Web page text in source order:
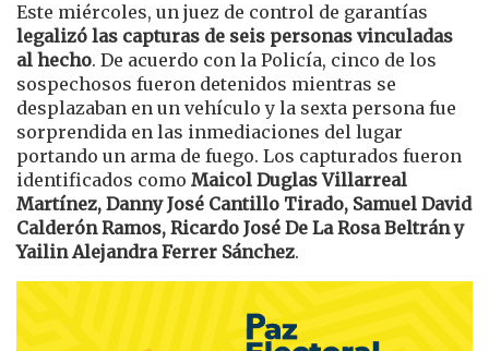
Este miércoles, un juez de control de garantías
legalizó las capturas de seis personas vinculadas
al hecho. De acuerdo con la Policía, cinco de los
sospechosos fueron detenidos mientras se
desplazaban en un vehículo y la sexta persona fue
sorprendida en las inmediaciones del lugar
portando un arma de fuego. Los capturados fueron
identificados como Maicol Duglas Villarreal
Martínez, Danny José Cantillo Tirado, Samuel David
Calderón Ramos, Ricardo José De La Rosa Beltrán y
Yailin Alejandra Ferrer Sánchez.